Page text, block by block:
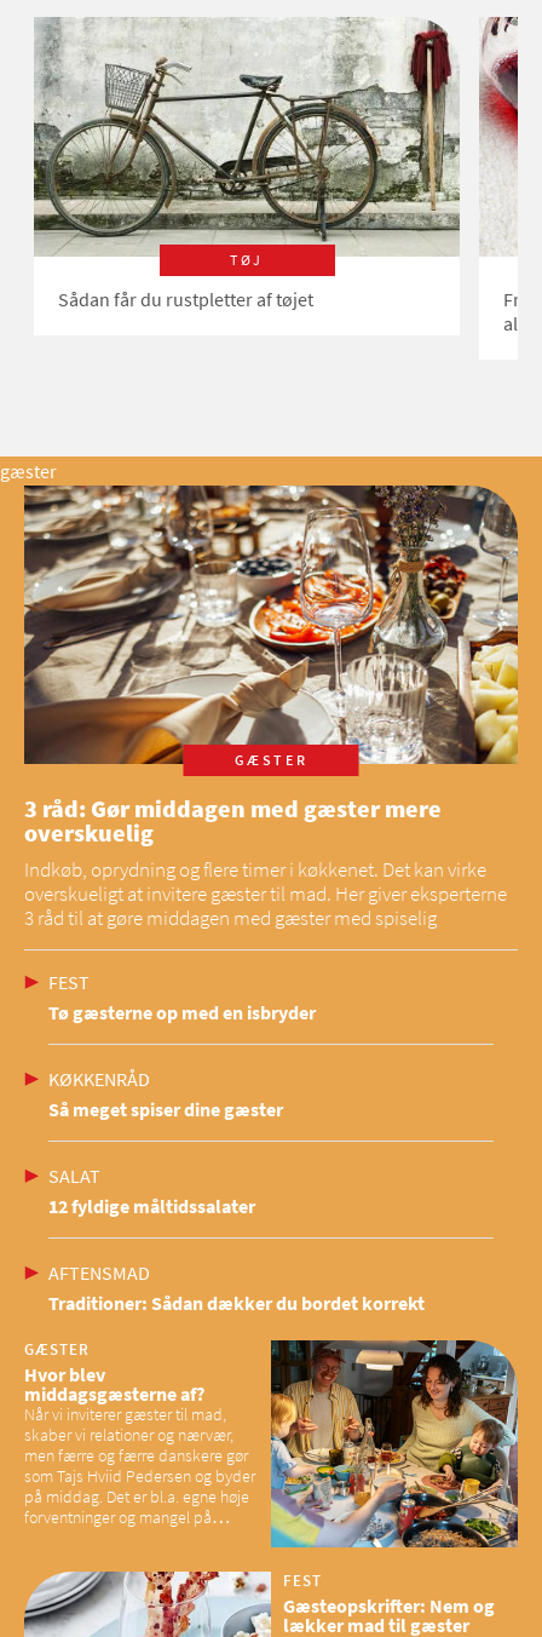
TØJ
Sådan får du rustpletter af tøjet
Fru
gæster
GÆSTER
3 råd: Gør middagen med gæster mere
overskuelig
Indkøb, oprydning og flere timer i køkkenet. Det kan virke
overskueligt at invitere gæster til mad. Her giver eksperterne
3 råd til at gøre middagen med gæster med spiselig
FEST
Tø gæsterne op med en isbryder
KØKKENRÅD
Så meget spiser dine gæster
SALAT
12 fyldige måltidssalater
AFTENSMAD
Traditioner: Sådan dækker du bordet korrekt
GÆSTER
Hvor blev
middagsgæsterne af?
Når vi inviterer gæster til mad,
skaber vi relationer og nærvær,
men færre og færre danskere gør
som Tajs Hviid Pedersen og byder
på middag. Det er bl.a. egne høje
forventninger og mangel på
have konsekvenser for vores
sociale fællesskaber
FEST
Gæsteopskrifter: Nem og
lækker mad til gæster